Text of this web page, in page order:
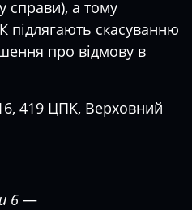
справи), а тому
підлягають скасуванню
про відмову в
419 ЦПК, Верховний
6 —